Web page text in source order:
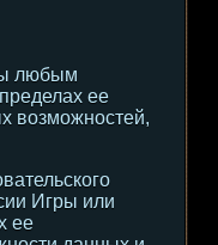
любым
ее
возможностей,
Игры или
ее